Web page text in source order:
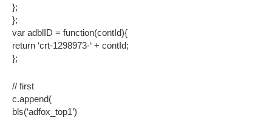
};
};
var adblID = function(contId){
return ‘crt-1298973-‘ + contId;
};
// first
c.append(
bls(‘adfox_top1’)